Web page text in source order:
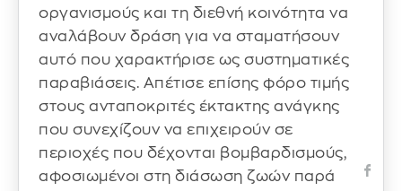
οργανισμούς και τη διεθνή κοινότητα να
αναλάβουν δράση για να σταματήσουν
αυτό που χαρακτήρισε ως συστηματικές
παραβιάσεις. Απέτισε επίσης φόρο τιμής
στους ανταποκριτές έκτακτης ανάγκης
που συνεχίζουν να επιχειρούν σε
περιοχές που δέχονται βομβαρδισμούς,
αφοσιωμένοι στη διάσωση ζωών παρά